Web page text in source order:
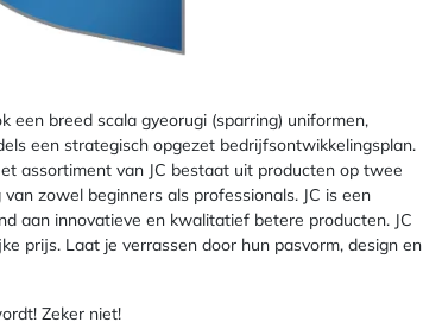
een breed scala gyeorugi (sparring) uniformen,
een strategisch opgezet bedrijfsontwikkelingsplan.
assortiment van JC bestaat uit producten op twee
zowel beginners als professionals. JC is een
aan innovatieve en kwalitatief betere producten. JC
prijs. Laat je verrassen door hun pasvorm, design en
Zeker niet!